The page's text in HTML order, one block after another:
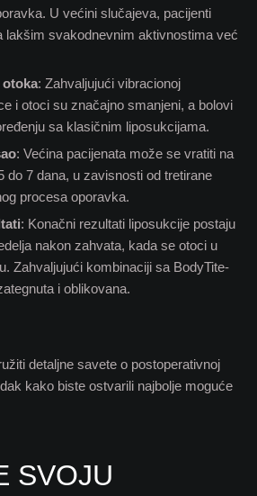
U većini slučajeva, pacijenti
lakšim svakodnevnim aktivnostima već
otoka: Zahvaljujući vibracionoj
i otoci su značajno smanjeni, a bolovi
sa klasičnim liposukcijama.
: Većina pacijenata može se vratiti na
do 7 dana, u zavisnosti od tretirane
procesa oporavka.
: Konačni rezultati liposukcije postaju
nakon zahvata, kada se otoci u
Zahvaljujući kombinaciji sa BodyTite-
i oblikovana.
detaljne savete o postoperativnoj
kako biste ostvarili najbolje moguće
SVOJU